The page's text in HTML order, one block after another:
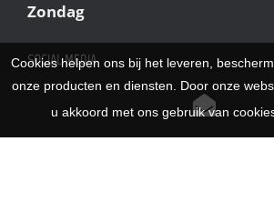
Zondag
SOCIAL MEDIA
Cookies helpen ons bij het leveren,
onze producten en diensten. Door onze
u akkoord met ons gebruik van